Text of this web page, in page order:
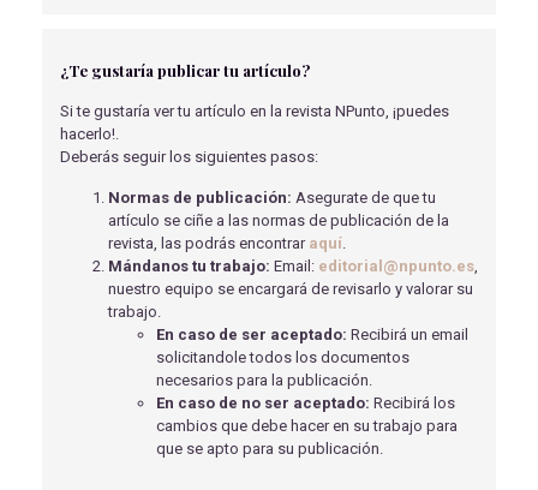
SUPERVIVIENTES DE CÁNCER
Marmol-Perez, A., Gracia-Marco, L - 08/09/2022
ACTUALIZACIÓN EN EL DIAGNÓSTICO Y
Martín Roldán, IL - 14/04/2020
IMPORTANCIA DE LA NUTRICIÓN EN LA
PANCREATÍTIS AGUDA: A PROPÓSITO DE UN CASO
CAÑUELO MORENO, C- 15/05/2018
CARTA CIENTÍFICA - TERMOGRAFÍA INFRARROJA
PARA LA PREVENCIÓN DE LAS ÚLCERAS DEL PIE
Martínez Pizarro, S- 09/06/2020
MIELOMA MÚLTIPLE
¿Te gustaría publicar tu artículo?
Si te gustaría ver tu artículo en la revista NPunto, ¡puedes
hacerlo!.
Deberás seguir los siguientes pasos:
Normas de publicación: Asegurate de que tu
artículo se ciñe a las normas de publicación de la
revista, las podrás encontrar aquí.
Mándanos tu trabajo: Email: editorial@npunto.es,
nuestro equipo se encargará de revisarlo y valorar su
trabajo.
En caso de ser aceptado: Recibirá un email
solicitandole todos los documentos
necesarios para la publicación.
En caso de no ser aceptado: Recibirá los
cambios que debe hacer en su trabajo para
que se apto para su publicación.